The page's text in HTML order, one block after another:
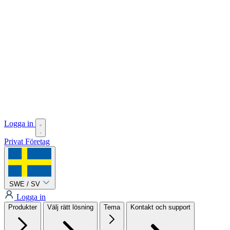
Logga in
Privat Företag
SWE / SV
Logga in
Produkter Välj rätt lösning Tema Kontakt och support